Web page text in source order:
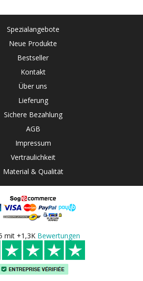
Spezialangebote
Neue Produkte
Bestseller
Kontakt
Über uns
Lieferung
Sichere Bezahlung
AGB
Impressum
Vertraulichkeit
Material & Qualität
mit +1,3K Bewertungen